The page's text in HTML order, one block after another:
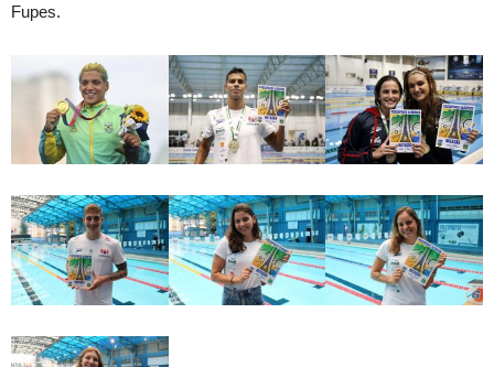
Fupes.